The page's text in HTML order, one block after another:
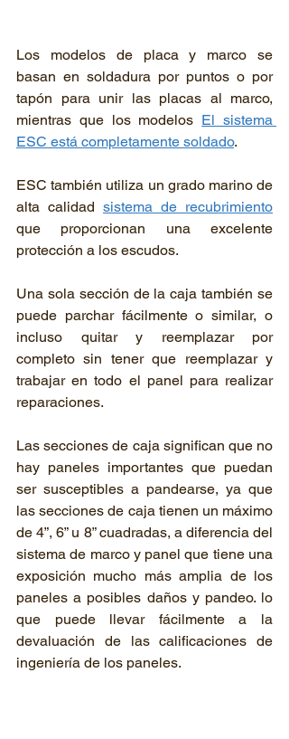
Los modelos de placa y marco se
basan en soldadura por puntos o por
tapón para unir las placas al marco,
mientras que los modelos El sistema
ESC está completamente soldado.
ESC también utiliza un grado marino de
alta calidad sistema de recubrimiento
que proporcionan una excelente
protección a los escudos.
Una sola sección de la caja también se
puede parchar fácilmente o similar, o
incluso quitar y reemplazar por
completo sin tener que reemplazar y
trabajar en todo el panel para realizar
reparaciones.
Las secciones de caja significan que no
hay paneles importantes que puedan
ser susceptibles a pandearse, ya que
las secciones de caja tienen un máximo
de 4”, 6” u 8” cuadradas, a diferencia del
sistema de marco y panel que tiene una
exposición mucho más amplia de los
paneles a posibles daños y pandeo. lo
que puede llevar fácilmente a la
devaluación de las calificaciones de
ingeniería de los paneles.